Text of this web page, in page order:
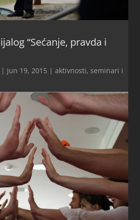
“Sećanje, pravda i
| Jun 19, 2015 |aktivnosti, seminari i